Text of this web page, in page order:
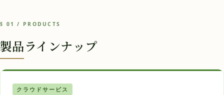
§ 01 / PRODUCTS
製品ラインナップ
クラウドサービス